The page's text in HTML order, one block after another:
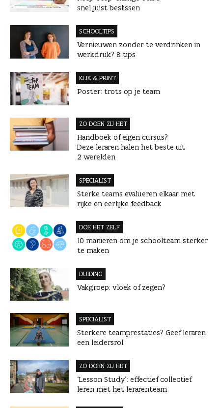
snel juist beslissen
SCHOOLTIPS
Vernieuwen zonder te verdrinken in
werkdruk? 8 tips
KLIK & PRINT
Poster: trots op je team
ZO DOEN ZIJ HET
Handboek of eigen cursus?
Deze leraren halen het beste uit
2 werelden
SPECIALIST
Sterke teams evalueren elkaar met
rijke en eerlijke feedback
DOE HET ZELF
10 manieren om je schoolteam sterker
te maken
DUIDING
Vakgroep: vloek of zegen?
SPECIALIST
Sterkere teamprestaties? Geef leraren
een leidersrol
ZO DOEN ZIJ HET
‘Lesson Study’: effectief collectief
leren met het lerarenteam